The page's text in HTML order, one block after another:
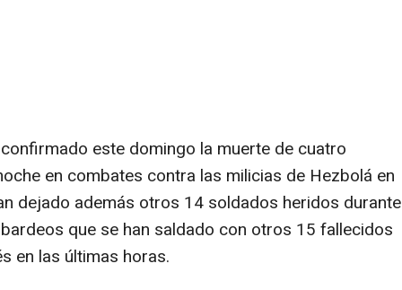
este domingo la muerte de cuatro
en combates contra las milicias de Hezbolá en
dejado además otros 14 soldados heridos durante
que se han saldado con otros 15 fallecidos
en las últimas horas.